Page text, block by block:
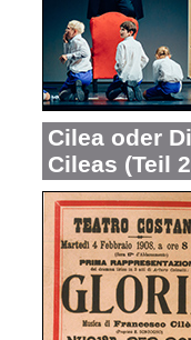
Cilea oder
Cileas (Teil